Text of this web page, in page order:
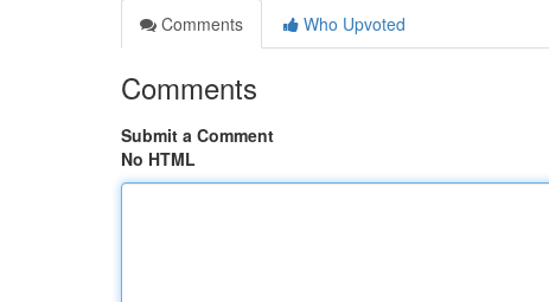
Comments
Who Upvoted
Comments
Submit a Comment
No HTML